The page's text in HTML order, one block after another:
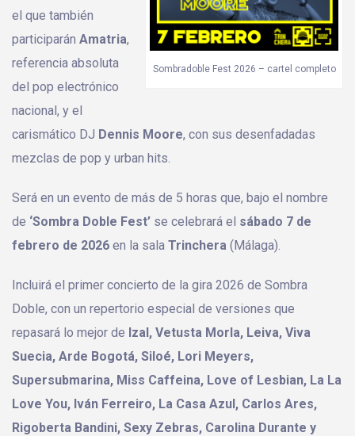
Sombradoble Fest 2026 – cartel completo
el que también
participarán Amatria,
referencia absoluta
del pop electrónico
nacional, y el
carismático DJ Dennis Moore, con sus desenfadadas
mezclas de pop y urban hits.
Será en un evento de más de 5 horas que, bajo el nombre
de ‘Sombra Doble Fest’ se celebrará el sábado 7 de
febrero de 2026 en la sala Trinchera (Málaga).
Incluirá el primer concierto de la gira 2026 de Sombra
Doble, con un repertorio especial de versiones que
repasará lo mejor de Izal, Vetusta Morla, Leiva, Viva
Suecia, Arde Bogotá, Siloé, Lori Meyers,
Supersubmarina, Miss Caffeina, Love of Lesbian, La La
Love You, Iván Ferreiro, La Casa Azul, Carlos Ares,
Rigoberta Bandini, Sexy Zebras, Carolina Durante y